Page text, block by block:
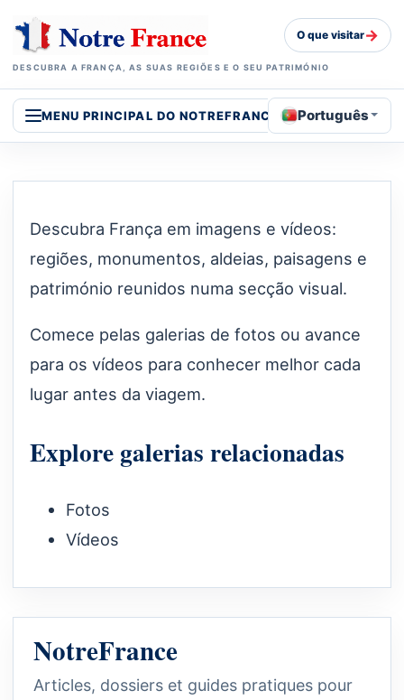
DESCUBRA A FRANÇA, AS SUAS REGIÕES E O SEU PATRIMÓNIO
O que visitar→
MENU PRINCIPAL DO NOTREFRANCE Português
Descubra França em imagens e vídeos:
regiões, monumentos, aldeias, paisagens e
património reunidos numa secção visual.
Comece pelas galerias de fotos ou avance
para os vídeos para conhecer melhor cada
lugar antes da viagem.
Explore galerias relacionadas
Fotos
Vídeos
NotreFrance
Articles, dossiers et guides pratiques pour